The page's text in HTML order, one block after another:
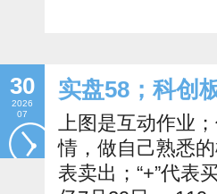
30
2026
07
实盘58；科创
上图是互动作业
情，做自己熟悉
表卖出；“+”代表